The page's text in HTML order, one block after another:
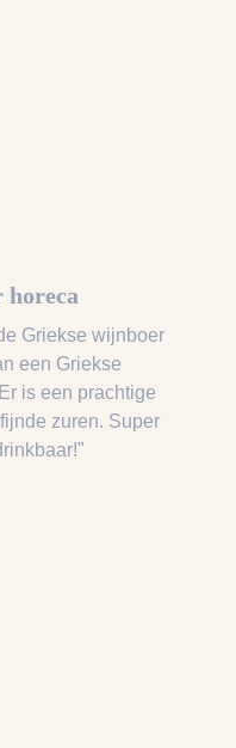
horeca
Griekse wijnboer
een Griekse
is een prachtige
zuren. Super